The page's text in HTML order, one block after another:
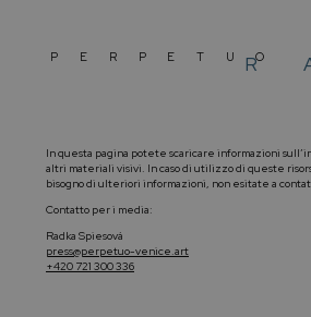
P E R P E T U O
R
In questa pagina potete scaricare informazioni
altri materiali visivi. In caso di utilizzo di queste
bisogno di ulteriori informazioni, non esitate a
Contatto per i media:
Radka Spiesová
press@perpetuo-venice.art
‭+420 721 300 336‬